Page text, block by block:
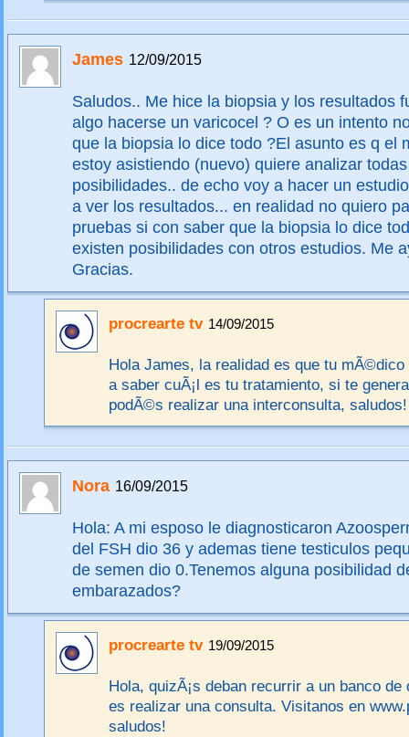
James 12/09/2015
Saludos.. Me hice la biopsia y los resultados
algo hacerse un varicocel ? O es un intento
que la biopsia lo dice todo ?El asunto es q el
estoy asistiendo (nuevo) quiere analizar
posibilidades.. de echo voy a hacer un
a ver los resultados... en realidad no quiero
pruebas si con saber que la biopsia lo dice
existen posibilidades con otros estudios. Me
Gracias.
procrearte tv 14/09/2015
Hola James, la realidad es que tu
a saber cuÃ¡l es tu tratamiento, si te
podÃ©s realizar una interconsulta, saludos!
Nora 16/09/2015
Hola: A mi esposo le diagnosticaron
del FSH dio 36 y ademas tiene testiculos
de semen dio 0.Tenemos alguna posibilidad
embarazados?
procrearte tv 19/09/2015
Hola, quizÃ¡s deban recurrir a un banco de
es realizar una consulta. Visitanos en
saludos!